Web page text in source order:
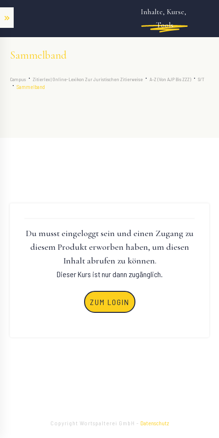
Inhalte, Kurse,
Tools
Sammelband
Campus Zitierlex | Online-Lexikon Zur Juristischen Zitierweise A–Z (von AJP Bis ZZZ) S/T
Sammelband
Du musst eingeloggt sein und einen Zugang zu
diesem Produkt erworben haben, um diesen
Inhalt abrufen zu können.
Dieser Kurs ist nur dann zugänglich.
ZUM LOGIN
Copyright Wortspalterei GmbH - Datenschutz